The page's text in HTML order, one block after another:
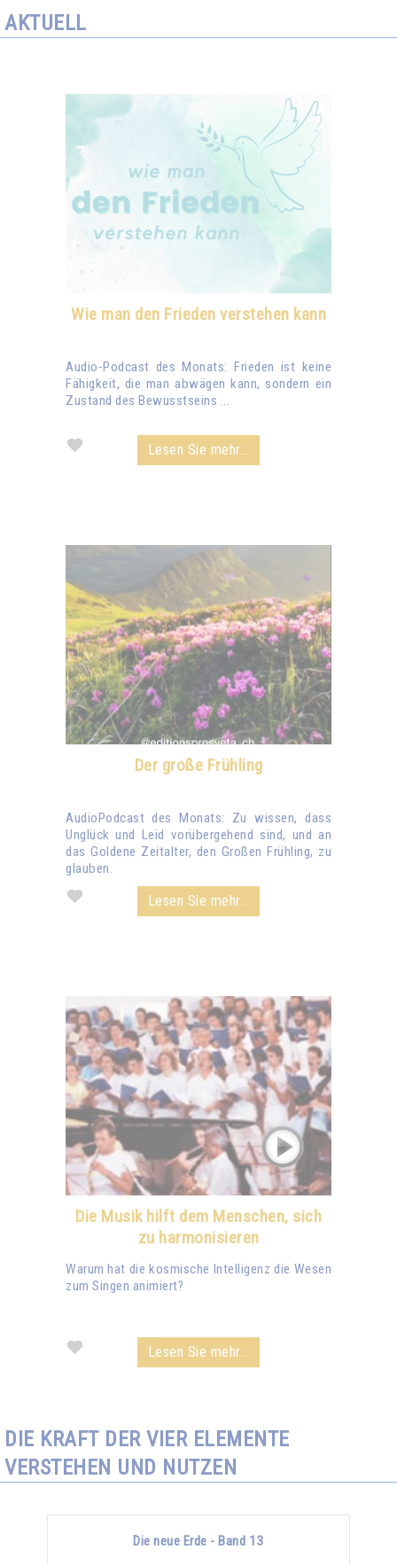
AKTUELL
Wie man den Frieden verstehen kann
Audio-Podcast des Monats: Frieden ist keine
Fähigkeit, die man abwägen kann, sondern ein
Zustand des Bewusstseins ...
Lesen Sie mehr...
Der große Frühling
AudioPodcast des Monats: Zu wissen, dass
Unglück und Leid vorübergehend sind, und an
das Goldene Zeitalter, den Großen Frühling, zu
glauben.
Lesen Sie mehr...
Die Musik hilft dem Menschen, sich
zu harmonisieren
Warum hat die kosmische Intelligenz die Wesen
zum Singen animiert?
Lesen Sie mehr...
DIE KRAFT DER VIER ELEMENTE
VERSTEHEN UND NUTZEN
Die neue Erde - Band 13